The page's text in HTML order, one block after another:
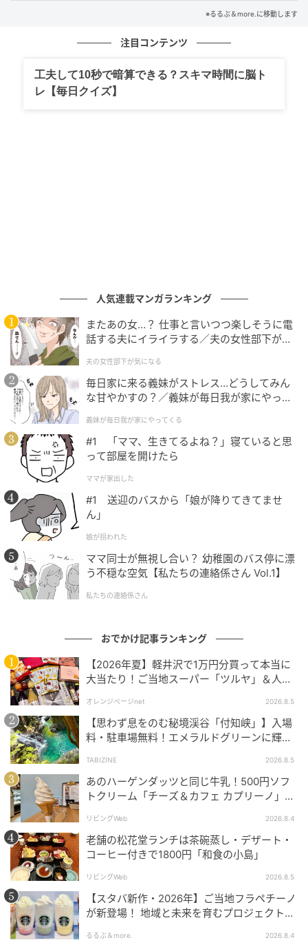
ソファ席、テーブル席
カウンターの奥には、お子さま連れでもくつろぎやす
いソファ席や、友人同士で囲めるテーブル席が設けら
れています。空間自体は広くないものの、白木の家具
のやわらかな表情と計算された配置、棚にゆとりをも
って飾られたセンスのよい器が、穏やかで居心地のよ
い雰囲気をつくり出しています。
野菜のだしが名脇役。心にも体にもやさしい
「喫茶喜心 kyoto」の洋朝食
「喜心のオムレツ 〜トマトときのこの出汁仕立て〜」2800円 「喜心ブレンド
コーヒー」 650円 ※1ドリンク制
訪れた人々を魅了する「喫茶喜心」の洋朝食。なかで
もおすすめは「喜心のオムレツ ～トマトときのこの出
汁仕立て～」。季節野菜のポタージュ、喜心糀デニッ
シュ、季節野菜のマリネが付いた充実の内容になって
※るるぶ＆more.に移動します
注目コンテンツ
工夫して10秒で暗算できる？スキマ時間に脳ト
レ【毎日クイズ】
人気連載マンガランキング
またあの女…？ 仕事と言いつつ楽しそうに電
話する夫にイライラする／夫の女性部下が気
夫の女性部下が気になる
毎日家に来る義妹がストレス…どうしてみん
な甘やかすの？／義妹が毎日我が家にやって
が】
義妹が毎日我が家にやってくる
#1 「ママ、生きてるよね？」寝ていると思
って部屋を開けたら
ママが家出した
#1 送迎のバスから「娘が降りてきてませ
ん」
娘が拐われた
ママ同士が無視し合い？ 幼稚園のバス停に漂
う不穏な空気【私たちの連絡係さん Vol.1】
私たちの連絡係さん
おでかけ記事ランキング
【2026年夏】軽井沢で1万円分買って本当に
大当たり！ご当地スーパー「ツルヤ」＆人気
オレンジページnet 2026.8.5
【思わず息をのむ秘境渓谷「付知峡」】入場
料・駐車場無料！エメラルドグリーンに輝く
TABIZINE 2026.8.5
あのハーゲンダッツと同じ牛乳！500円ソフ
トクリーム「チーズ＆カフェ カプリーノ」
リビングWeb 2026.8.4
老舗の松花堂ランチは茶碗蒸し・デザート・
コーヒー付きで1800円「和食の小島」
リビングWeb 2026.8.5
【スタバ新作・2026年】ご当地フラペチーノ
が新登場！ 地域と未来を育むプロジェクト
森・群馬・沖縄で始動。6種類を飲んで実食
るるぶ＆more. 2026.8.4